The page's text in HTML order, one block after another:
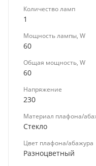
Количество ламп
1
Мощность лампы, W
60
Общая мощность, W
60
Напряжение
230
Материал плафона/
Стекло
Цвет плафона/абажура
Разноцветный